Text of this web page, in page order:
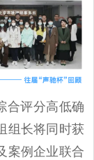
评分高低确
组长将同时获
案例企业联合